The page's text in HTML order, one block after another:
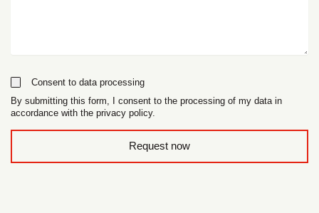
Consent to data processing
By submitting this form, I consent to the processing of my data in
accordance with the privacy policy.
Request now